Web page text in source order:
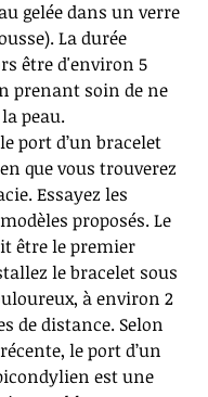
gelée dans un verre
La durée
être d'environ 5
prenant soin de ne
peau.
port d’un bracelet
que vous trouverez
Essayez les
proposés. Le
être le premier
le bracelet sous
à environ 2
de distance. Selon
récente, le port d’un
est une